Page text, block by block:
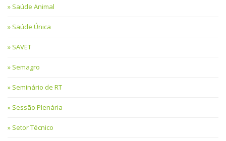
Saúde Animal
Saúde Única
SAVET
Semagro
Seminário de RT
Sessão Plenária
Setor Técnico